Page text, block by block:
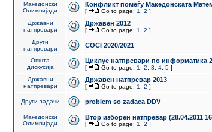
Македонски
Олимпијади
Конфликт помеѓу Македонската
[ Go to page: 1 2 ]
Државни
натпревари
Државен 2012
[ Go to page: 1 2 ]
Други
натпревари
COCI 2020/2021
Општа
дискусија
Циклус натпревари по информатика
[ Go to page: 1 2 3 4 5 ]
Државни
натпревари
Државен натпревар 2013
[ Go to page: 1 2 ]
Други задачи problem so zadaca DDV
Македонски
Олимпијади
Втор изборен натпревар (28.04.2011
[ Go to page: 1 2 ]